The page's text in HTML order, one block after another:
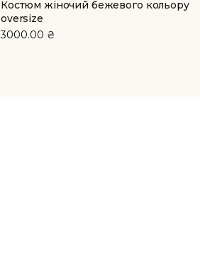
Костюм жіночий бежевого кольору
oversize
3000.00 ₴